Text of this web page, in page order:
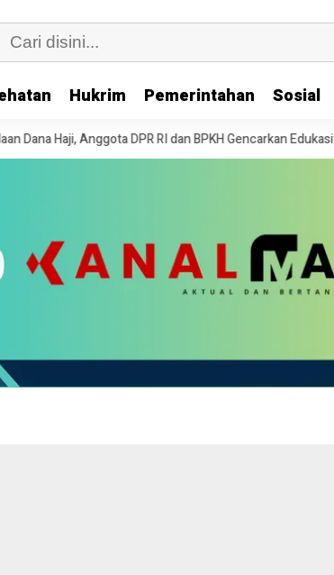
Hukrim Pemerintahan Sosial
RI dan BPKH Gencarkan Edukasi Publik di Madura”